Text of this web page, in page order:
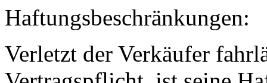
Haftungsbeschränkungen:
Verletzt der Verkäufer